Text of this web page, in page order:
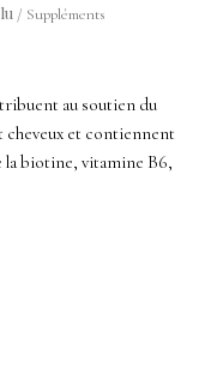
/ Suppléments
au soutien du
cheveux et contiennent
la biotine, vitamine B6,